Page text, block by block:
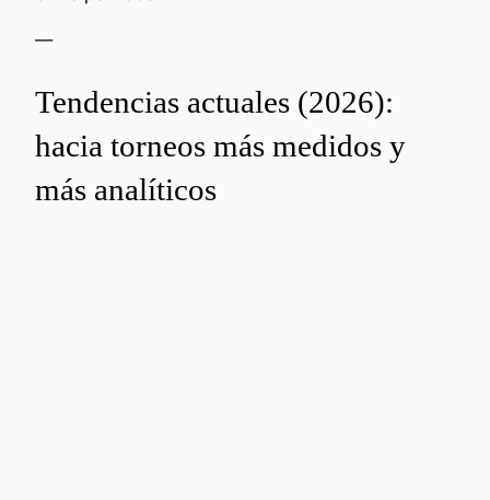
—
Tendencias actuales (2026):
hacia torneos más medidos y
más analíticos